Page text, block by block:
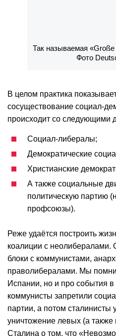
Так называемая
Фото
В целом практика
сосуществование социал-
происходит со следующими
Социал-либералы;
Демократические
Христианские
А также социальные
политическую партию
профсоюзы).
Реже удаётся построить
коалиции с неолибералами.
блоки с коммунистами,
праволибералами. Мы
Испании, но и про события
коммунисты запретили
партии, а потом сталинисты
уничтожение левых (а
Сталина о том, что